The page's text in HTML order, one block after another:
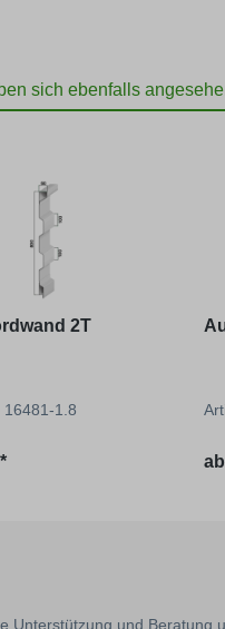
sich ebenfalls
2T
16481-1.8
Preis: ab
Unterstützung und Beratung